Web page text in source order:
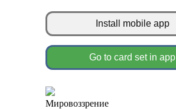
Install mobile app
Go to card set in app
Мировоззрение